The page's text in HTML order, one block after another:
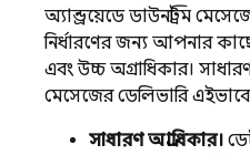
অ্যান্ড্রয়েডে ডাউনস্ট্রিম
নির্ধারণের জন্য আপনার
এবং উচ্চ অগ্রাধিকার।
মেসেজের ডেলিভারি
সাধারণ অগ্রাধিকার।